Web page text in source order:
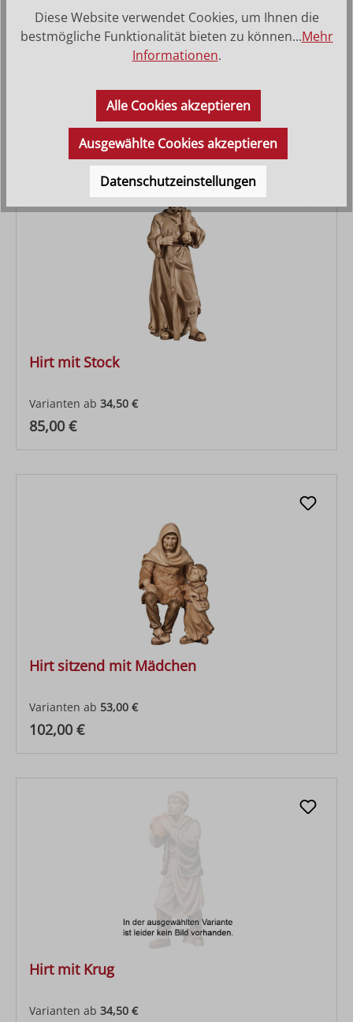
34,50 €
Regulärer Preis:
Hirt mit Stock
Varianten ab 34,50 €
Regulärer Preis:
85,00 €
Hirt sitzend mit Mädchen
Varianten ab 53,00 €
Regulärer Preis:
102,00 €
Hirt mit Krug
Varianten ab 34,50 €
Diese Website verwendet Cookies, um Ihnen die
bestmögliche Funktionalität bieten zu können...Mehr
Informationen.
Alle Cookies akzeptieren
Ausgewählte Cookies akzeptieren
Datenschutzeinstellungen